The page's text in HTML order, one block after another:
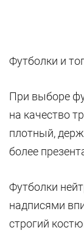
Футболки и
При выборе
на качество
плотный,
более
Футболки
надписями
строгий